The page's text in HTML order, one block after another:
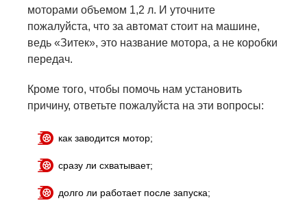
моторами объемом 1,2 л. И уточните
пожалуйста, что за автомат стоит на машине,
ведь «Зитек», это название мотора, а не коробки
передач.
Кроме того, чтобы помочь нам установить
причину, ответьте пожалуйста на эти вопросы:
как заводится мотор;
сразу ли схватывает;
долго ли работает после запуска;